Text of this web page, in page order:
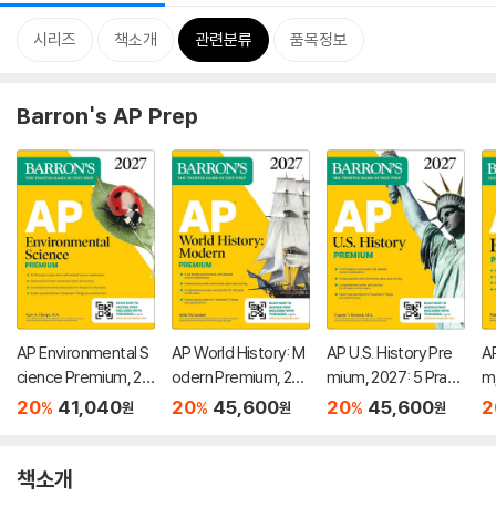
시리즈 책소개 관련분류 품목정보
Barron's AP Prep
AP Environmental S
cience Premium, 20
27: Prep Book with
view + Online Practi
20% 41,040원
AP World History: M
odern Premium, 202
7: Prep Book With 5
20% 45,600원
AP U.S. History Pre
mium, 2027: 5 Practi
ce Tests + Compre
20% 45,600원
책소개